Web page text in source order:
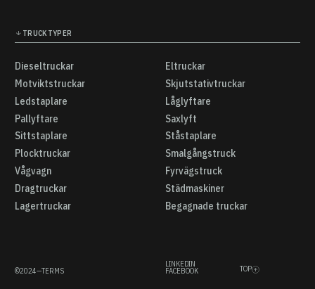
TRUCKTYPER
Dieseltruckar
Dieseltruckar
Eltruckar
Eltruckar
Motviktstruckar
Motviktstruckar
Skjutstativtruckar
Skjutstativtruckar
Ledstaplare
Ledstaplare
Låglyftare
Låglyftare
Pallyftare
Pallyftare
Saxlyft
Saxlyft
Sittstaplare
Sittstaplare
Ståstaplare
Ståstaplare
Plocktruckar
Plocktruckar
Smalgångstruck
Smalgångstruck
Vågvagn
Vågvagn
Fyrvägstruck
Fyrvägstruck
Dragtruckar
Dragtruckar
Städmaskiner
Städmaskiner
Lagertruckar
Begagnade truckar
©2024—TERMS
LINKEDIN
FACEBOOK TOP